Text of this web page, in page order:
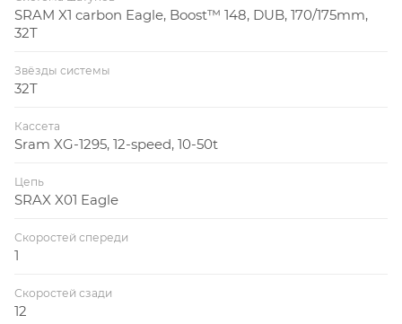
SRAM X1 carbon Eagle, Boost™ 148, DUB, 170/175mm,
32T
Звёзды системы
32T
Кассета
Sram XG-1295, 12-speed, 10-50t
Цепь
SRAX X01 Eagle
Скоростей спереди
1
Скоростей сзади
12